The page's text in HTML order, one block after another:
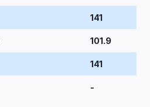
141
101.9
141
-